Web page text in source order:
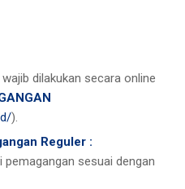
dilakukan secara online
).
Reguler :
sesuai dengan